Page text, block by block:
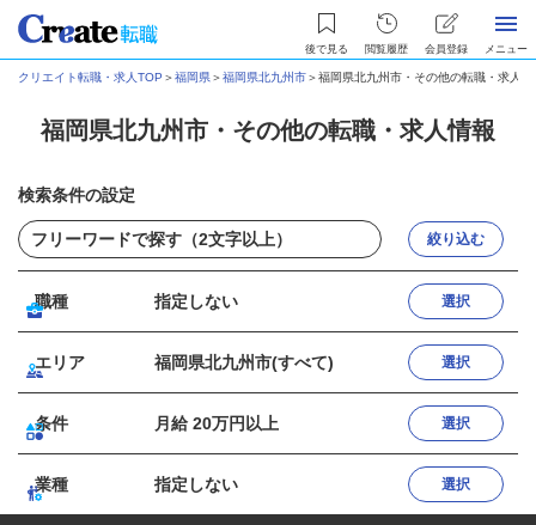
後で見る 閲覧履歴 会員登録 メニュー
クリエイト転職・求人TOP ＞福岡県＞福岡県北九州市＞福岡県北九州市・その他の転職・求人情
福岡県北九州市・その他の転職・求人情報
検索条件の設定
絞り込む
職種 指定しない 選択
エリア 福岡県北九州市(すべて) 選択
条件 月給 20万円以上 選択
業種 指定しない 選択